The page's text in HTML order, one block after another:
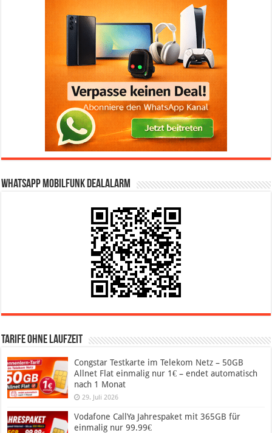
WhatsApp Mobilfunk DealAlarm
Tarife ohne Laufzeit
Congstar Testkarte im Telekom Netz – 50GB
Allnet Flat einmalig nur 1€ – endet automatisch
nach 1 Monat
29. Juli 2026
Vodafone CallYa Jahrespaket mit 365GB für
einmalig nur 99.99€